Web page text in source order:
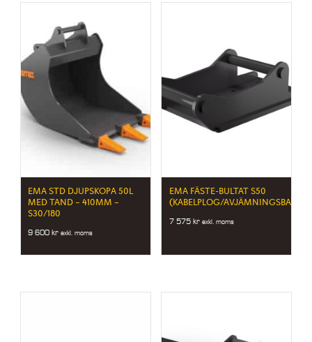
EMA STD DJUPSKOPA 50L
MED TAND – 410MM –
S30/180
9 600kr exkl. moms
EMA FÄSTE-BULTAT S50
(KABELPLOG/AVJÄMNINGSBALK)
7 575 kr exkl. moms